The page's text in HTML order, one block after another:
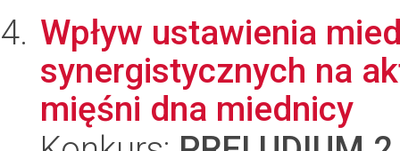
Wpływ ustawienia
synergistycznych na
mięśni dna miednicy